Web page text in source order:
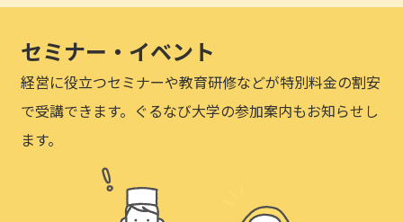
セミナー・イベント
経営に役立つセミナーや教育研修などが特別料金の割安
で受講できます。ぐるなび大学の参加案内もお知らせし
ます。